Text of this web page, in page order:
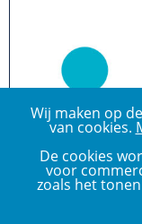
Wij maken op
van cookies.
De cookies
voor
zoals het